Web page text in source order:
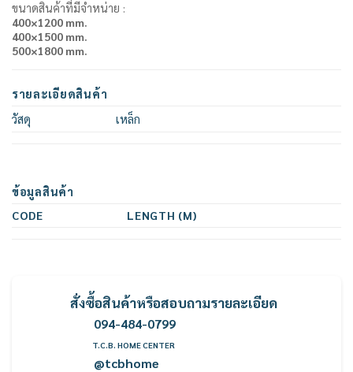
ขนาดสินค้าที่มีจำหน่าย :
400×1200 mm.
400×1500 mm.
500×1800 mm.
รายละเอียดสินค้า
วัสดุ
เหล็ก
ข้อมูลสินค้า
CODE
LENGTH (M)
สั่งซื้อสินค้าหรือสอบถามรายละเอียด
094-484-0799
T.C.B. HOME CENTER
@tcbhome